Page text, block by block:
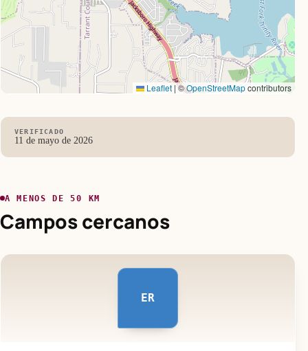
Leaflet|©OpenStreetMapcontributors
VERIFICADO
11 de mayo de 2026
A MENOS DE 50 KM
Campos cercanos
ER